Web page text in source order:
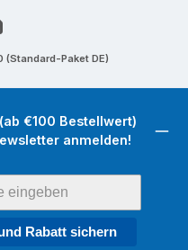
Paket DE)
€100 Bestellwert)
anmelden!
Rabatt sichern